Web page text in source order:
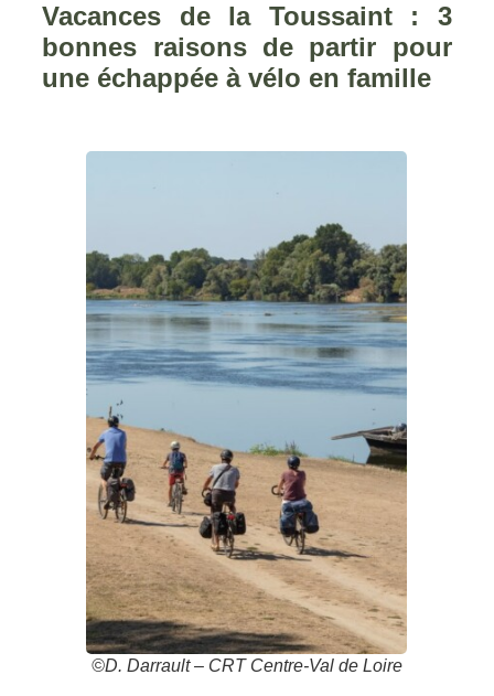
Vacances de la Toussaint : 3
bonnes raisons de partir pour
une échappée à vélo en famille
©D. Darrault – CRT Centre-Val de Loire